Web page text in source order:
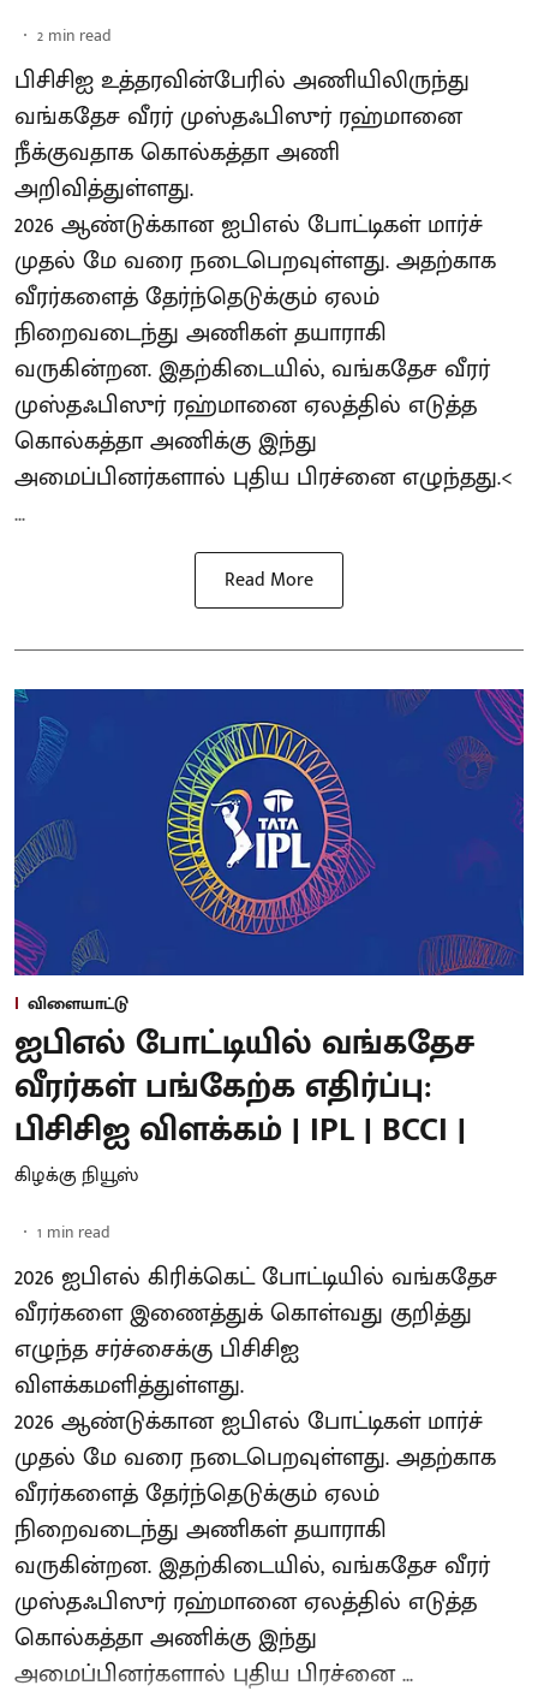
2 min read
பிசிசிஐ உத்தரவின்பேரில் அணியிலிருந்து
வங்கதேச வீரர் முஸ்தஃபிஸுர் ரஹ்மானை
நீக்குவதாக கொல்கத்தா அணி
அறிவித்துள்ளது.
2026 ஆண்டுக்கான ஐபிஎல் போட்டிகள் மார்ச்
முதல் மே வரை நடைபெறவுள்ளது. அதற்காக
வீரர்களைத் தேர்ந்தெடுக்கும் ஏலம்
நிறைவடைந்து அணிகள் தயாராகி
வருகின்றன. இதற்கிடையில், வங்கதேச வீரர்
முஸ்தஃபிஸுர் ரஹ்மானை ஏலத்தில் எடுத்த
கொல்கத்தா அணிக்கு இந்து
அமைப்பினர்களால் புதிய பிரச்னை எழுந்தது.<
...
Read More
விளையாட்டு
ஐபிஎல் போட்டியில் வங்கதேச
வீரர்கள் பங்கேற்க எதிர்ப்பு:
பிசிசிஐ விளக்கம் | IPL | BCCI |
கிழக்கு நியூஸ்
1 min read
2026 ஐபிஎல் கிரிக்கெட் போட்டியில் வங்கதேச
வீரர்களை இணைத்துக் கொள்வது குறித்து
எழுந்த சர்ச்சைக்கு பிசிசிஐ
விளக்கமளித்துள்ளது.
2026 ஆண்டுக்கான ஐபிஎல் போட்டிகள் மார்ச்
முதல் மே வரை நடைபெறவுள்ளது. அதற்காக
வீரர்களைத் தேர்ந்தெடுக்கும் ஏலம்
நிறைவடைந்து அணிகள் தயாராகி
வருகின்றன. இதற்கிடையில், வங்கதேச வீரர்
முஸ்தஃபிஸுர் ரஹ்மானை ஏலத்தில் எடுத்த
கொல்கத்தா அணிக்கு இந்து
அமைப்பினர்களால் புதிய பிரச்னை ...